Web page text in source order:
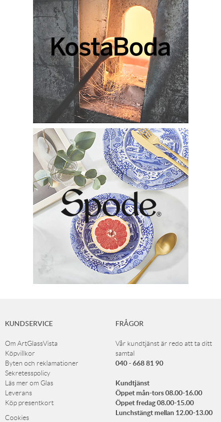
KUNDSERVICE
Om ArtGlassVista
Köpvillkor
Byten och reklamationer
Sekretesspolicy
Läs mer om Glas
Leverans
Köp presentkort
Cookies
FRÅGOR
Vår kundtjänst är redo att ta ditt
samtal
040 - 668 81 90
Kundtjänst
Öppet mån-tors 08.00-16.00
Öppet fredag 08.00-15.00
Lunchstängt mellan 12.00-13.00